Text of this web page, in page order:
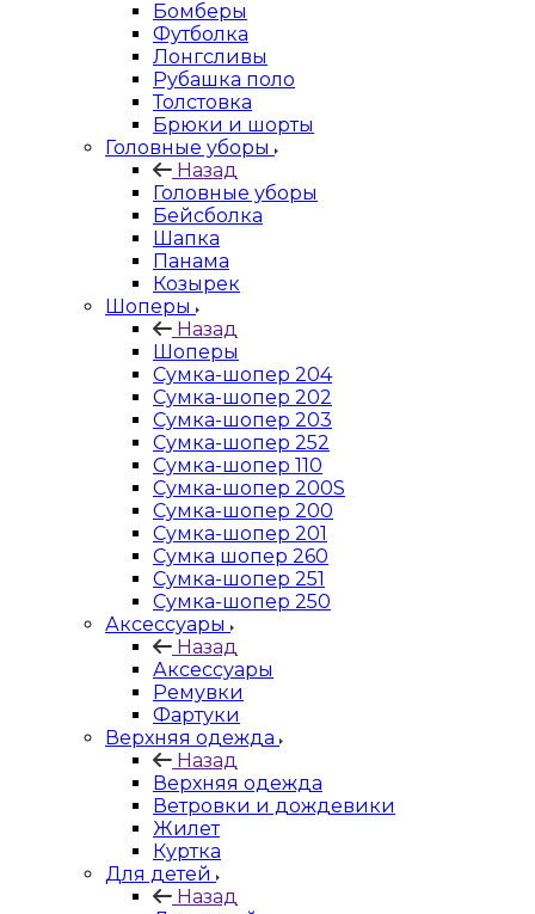
Бомберы
Футболка
Лонгсливы
Рубашка поло
Толстовка
Брюки и шорты
Головные уборы
Назад
Головные уборы
Бейсболка
Шапка
Панама
Козырек
Шоперы
Назад
Шоперы
Сумка-шопер 204
Сумка-шопер 202
Сумка-шопер 203
Сумка-шопер 252
Сумка-шопер 110
Сумка-шопер 200S
Сумка-шопер 200
Сумка-шопер 201
Сумка шопер 260
Сумка-шопер 251
Сумка-шопер 250
Аксессуары
Назад
Аксессуары
Ремувки
Фартуки
Верхняя одежда
Назад
Верхняя одежда
Ветровки и дождевики
Жилет
Куртка
Для детей
Назад